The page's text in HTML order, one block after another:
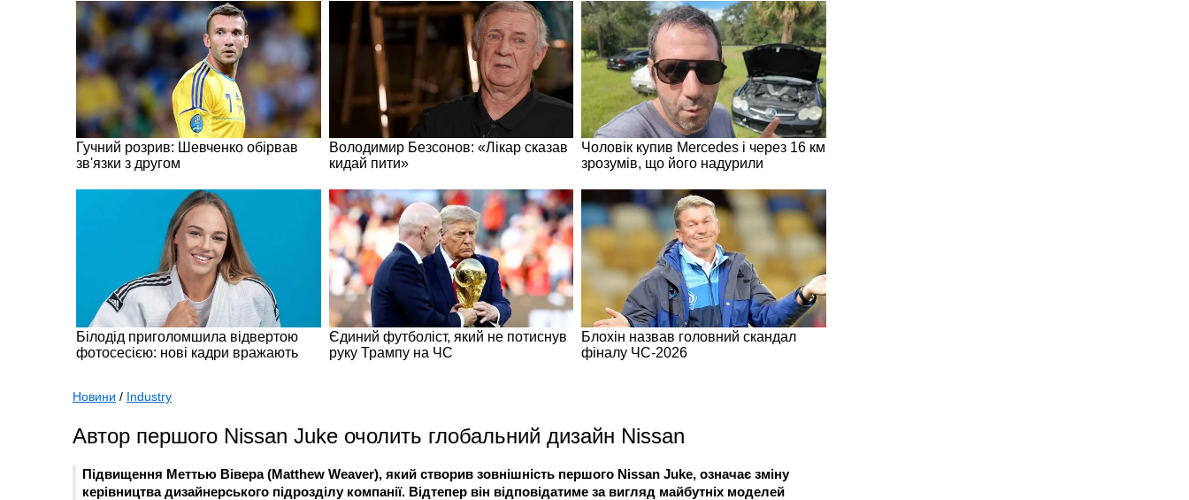
Новини / Industry
Автор першого Nissan Juke очолить глобальний дизайн Nissan
Підвищення Меттью Вівера (Matthew Weaver), який створив зовнішність першого Nissan Juke, означає зміну
керівництва дизайнерського підрозділу компанії. Відтепер він відповідатиме за вигляд майбутніх моделей